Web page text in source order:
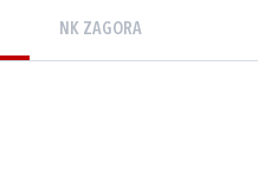
NK ZAGORA